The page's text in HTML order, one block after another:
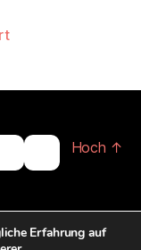
Hoch ↑
Erfahrung auf